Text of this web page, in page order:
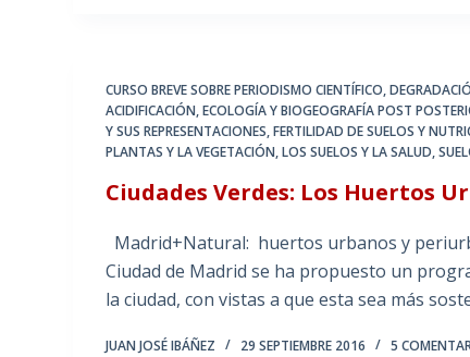
CURSO BREVE SOBRE PERIODISMO CIENTÍFICO,
ACIDIFICACIÓN,ECOLOGÍA Y BIOGEOGRAFÍA POST
Y SUS REPRESENTACIONES,FERTILIDAD DE SUELOS Y
PLANTAS Y LA VEGETACIÓN,LOS SUELOS Y LA SALUD,
Ciudades Verdes: Los Huertos
Madrid+Natural: huertos urbanos y
Ciudad de Madrid se ha propuesto un
la ciudad, con vistas a que esta sea más
JUAN JOSÉ IBÁÑEZ 29 SEPTIEMBRE 2016 5